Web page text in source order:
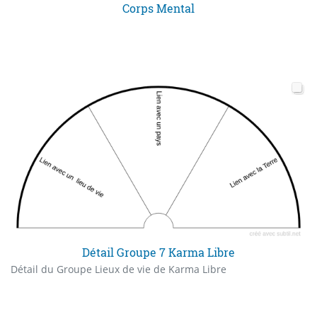
Corps Mental
Détail Groupe 7 Karma Libre
Détail du Groupe Lieux de vie de Karma Libre